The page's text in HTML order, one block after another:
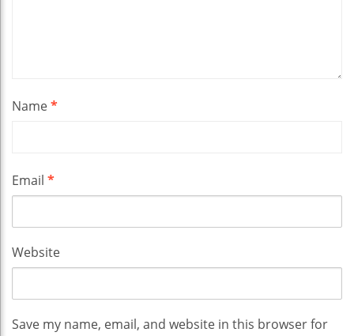
Name*
Email *
Website
Save my name, email, and website in this browser for